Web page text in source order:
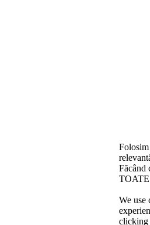
Făcând
We use
clicking